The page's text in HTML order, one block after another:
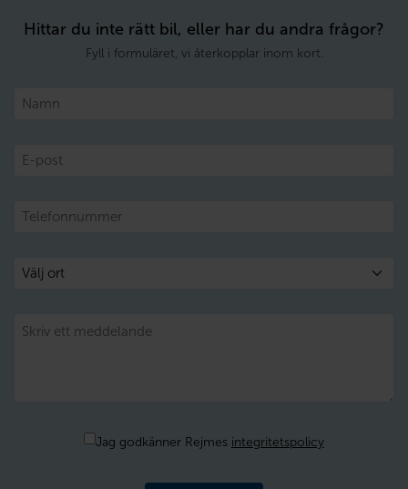
Hittar du inte rätt bil, eller har du andra frågor?
Fyll i formuläret, vi återkopplar inom kort.
Namn
E-
post
Telefon
Välj
ort
Jag godkänner Rejmes integritetspolicy